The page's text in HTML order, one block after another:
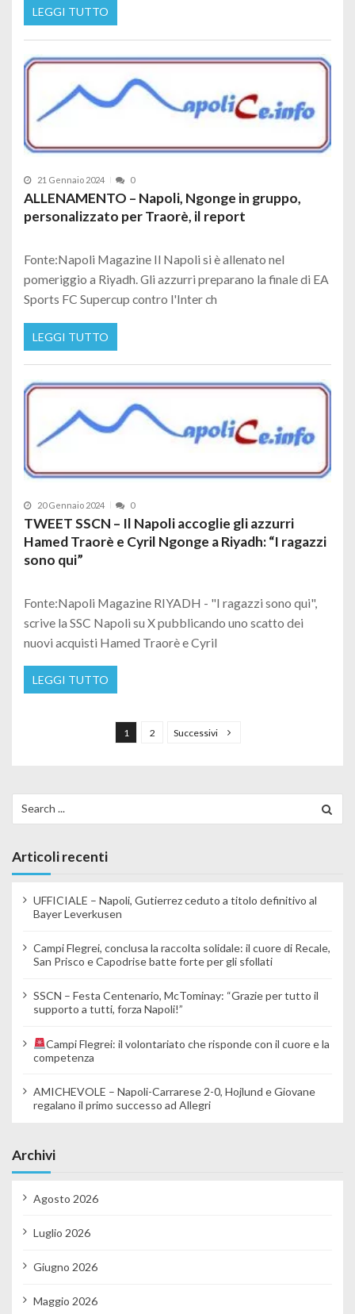
LEGGI TUTTO
21 Gennaio 2024 0
ALLENAMENTO – Napoli, Ngonge in gruppo,
personalizzato per Traorè, il report
Fonte:Napoli Magazine Il Napoli si è allenato nel
pomeriggio a Riyadh. Gli azzurri preparano la finale di EA
Sports FC Supercup contro l'Inter ch
LEGGI TUTTO
20 Gennaio 2024 0
TWEET SSCN – Il Napoli accoglie gli azzurri
Hamed Traorè e Cyril Ngonge a Riyadh: “I ragazzi
sono qui”
Fonte:Napoli Magazine RIYADH - "I ragazzi sono qui",
scrive la SSC Napoli su X pubblicando uno scatto dei
nuovi acquisti Hamed Traorè e Cyril
LEGGI TUTTO
1 2 Successivi
Articoli recenti
UFFICIALE – Napoli, Gutierrez ceduto a titolo definitivo al
Bayer Leverkusen
Campi Flegrei, conclusa la raccolta solidale: il cuore di Recale,
San Prisco e Capodrise batte forte per gli sfollati
SSCN – Festa Centenario, McTominay: “Grazie per tutto il
supporto a tutti, forza Napoli!”
Campi Flegrei: il volontariato che risponde con il cuore e la
competenza
AMICHEVOLE – Napoli-Carrarese 2-0, Hojlund e Giovane
regalano il primo successo ad Allegri
Archivi
Agosto 2026
Luglio 2026
Giugno 2026
Maggio 2026